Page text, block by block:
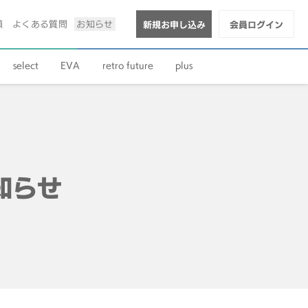
よくある質問 お知らせ 新規お申し込み 会員ログイン
select EVA retro future plus
らせ